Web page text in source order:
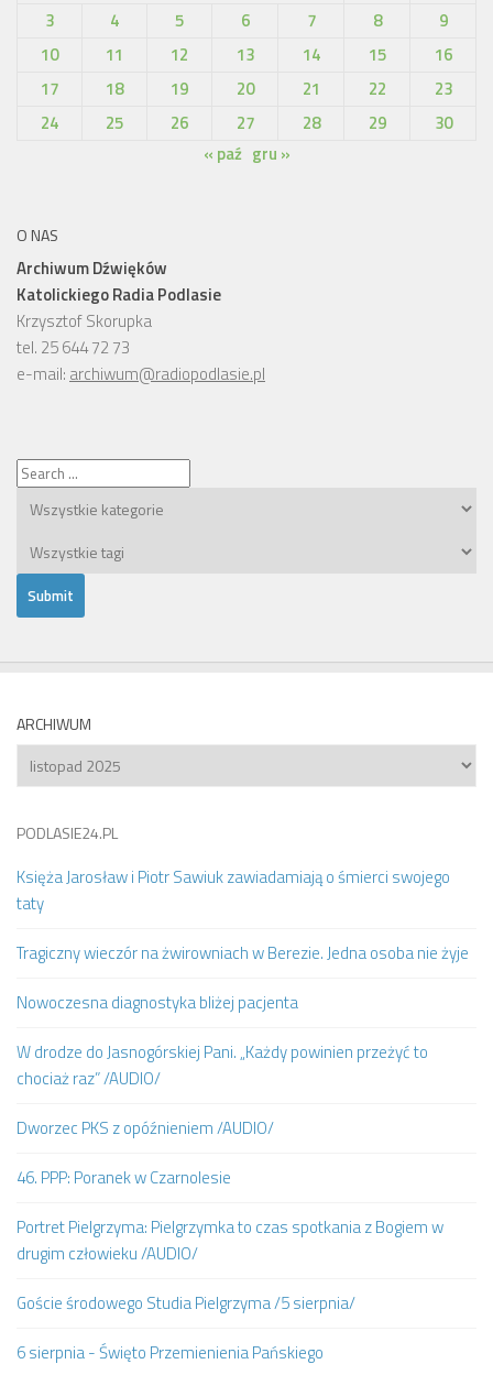
3
4 5 6 7 8
9
10
11 12 13 14 15
16
17
18 19 20 21 22
23
24
25 26 27 28 29
30
« paź gru »
O NAS
Archiwum Dźwięków
Katolickiego Radia Podlasie
Krzysztof Skorupka
tel. 25 644 72 73
e-mail: archiwum@radiopodlasie.pl
ARCHIWUM
Archiwum
PODLASIE24.PL
Księża Jarosław i Piotr Sawiuk zawiadamiają o śmierci swojego
taty
Tragiczny wieczór na żwirowniach w Berezie. Jedna osoba nie żyje
Nowoczesna diagnostyka bliżej pacjenta
W drodze do Jasnogórskiej Pani. „Każdy powinien przeżyć to
chociaż raz” /AUDIO/
Dworzec PKS z opóźnieniem /AUDIO/
46. PPP: Poranek w Czarnolesie
Portret Pielgrzyma: Pielgrzymka to czas spotkania z Bogiem w
drugim człowieku /AUDIO/
Goście środowego Studia Pielgrzyma /5 sierpnia/
6 sierpnia - Święto Przemienienia Pańskiego